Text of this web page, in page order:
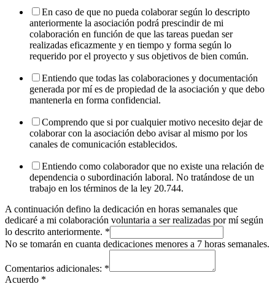
En caso de que no pueda colaborar según lo descripto
anteriormente la asociación podrá prescindir de mi
colaboración en función de que las tareas puedan ser
realizadas eficazmente y en tiempo y forma según lo
requerido por el proyecto y sus objetivos de bien común.
Entiendo que todas las colaboraciones y documentación
generada por mí es de propiedad de la asociación y que debo
mantenerla en forma confidencial.
Comprendo que si por cualquier motivo necesito dejar de
colaborar con la asociación debo avisar al mismo por los
canales de comunicación establecidos.
Entiendo como colaborador que no existe una relación de
dependencia o subordinación laboral. No tratándose de un
trabajo en los términos de la ley 20.744.
A continuación defino la dedicación en horas semanales que
dedicaré a mi colaboración voluntaria a ser realizadas por mí según
lo descrito anteriormente. *
No se tomarán en cuanta dedicaciones menores a 7 horas semanales.
Comentarios adicionales: *
Acuerdo *